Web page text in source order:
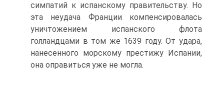
симпатий к испанскому прави­тельству. Но
эта неудача Франции компенсировалась
уничтожением испанского флота
голландцами в том же 1639 году. От удара,
нанесенного морскому пре­стижу Испании,
она оправиться уже не могла.